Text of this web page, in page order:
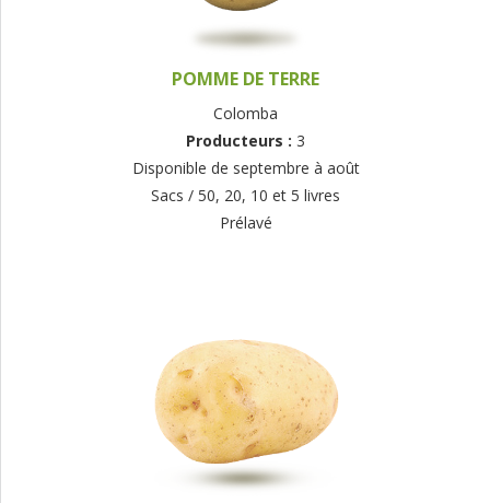
POMME DE TERRE
Colomba
Producteurs : 3
Disponible de septembre à août
Sacs / 50, 20, 10 et 5 livres
Prélavé